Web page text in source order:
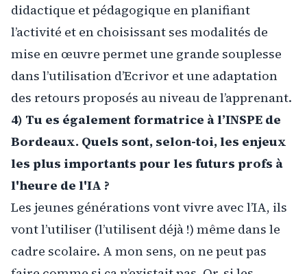
didactique et pédagogique en planifiant
l’activité et en choisissant ses modalités de
mise en œuvre permet une grande souplesse
dans l’utilisation d’Ecrivor et une adaptation
des retours proposés au niveau de l’apprenant.
4) Tu es également formatrice à l’INSPE de
Bordeaux. Quels sont, selon-toi, les enjeux
les plus importants pour les futurs profs à
l'heure de l'IA ?
Les jeunes générations vont vivre avec l’IA, ils
vont l’utiliser (l’utilisent déjà !) même dans le
cadre scolaire. A mon sens, on ne peut pas